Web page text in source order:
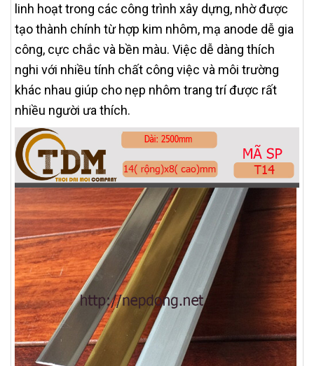
linh hoạt trong các công trình xây dựng, nhờ được
tạo thành chính từ hợp kim nhôm, mạ anode dễ gia
công, cực chắc và bền màu. Việc dễ dàng thích
nghi với nhiều tính chất công việc và môi trường
khác nhau giúp cho nẹp nhôm trang trí được rất
nhiều người ưa thích.